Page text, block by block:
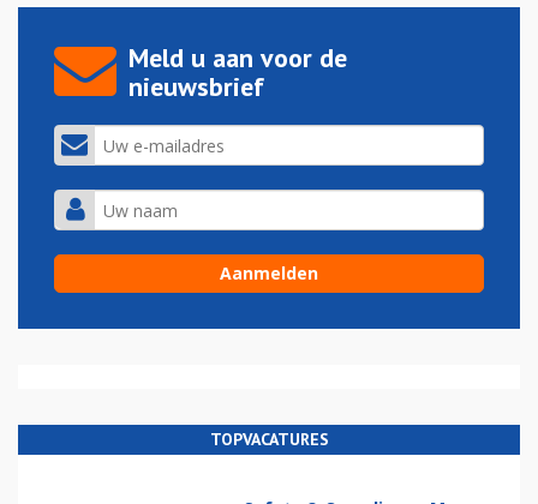
Meld u aan voor de
nieuwsbrief
TOPVACATURES